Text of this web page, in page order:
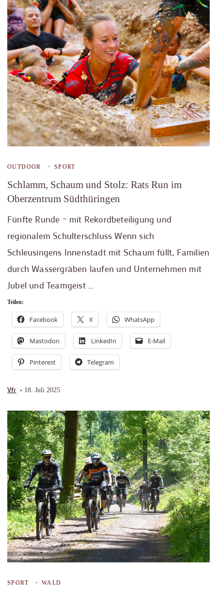
OUTDOOR SPORT
Schlamm, Schaum und Stolz: Rats Run im
Oberzentrum Südthüringen
Fünfte Runde – mit Rekordbeteiligung und
regionalem Schulterschluss Wenn sich
Schleusingens Innenstadt mit Schaum füllt, Familien
durch Wassergräben laufen und Unternehmen mit
Jubel und Teamgeist …
Teilen:
Facebook X WhatsApp
Mastodon LinkedIn E-Mail
Pinterest Telegram
Vfr 18. Juli 2025
SPORT WALD